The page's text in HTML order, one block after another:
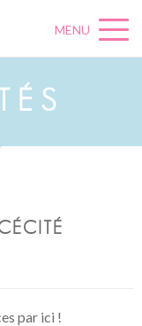
MENU
É S
par ici !